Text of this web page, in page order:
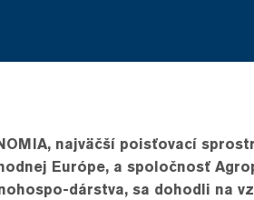
najväčší poisťovací
Európe, a spoločnosť
dárstva, sa dohodli na